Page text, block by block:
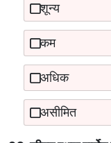
शून्य
कम
अधिक
असीमित